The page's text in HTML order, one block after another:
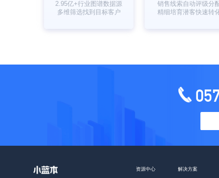
2.95亿+行业图谱数据源
多维筛选找到目标客户
销售线索自动评级分
精细培育潜客快速转
资源中心 解决方案